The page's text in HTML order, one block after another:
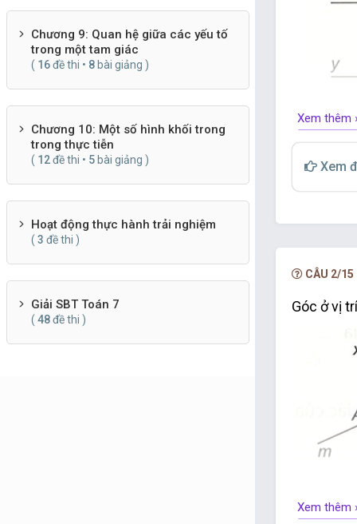
Chương 9: Quan hệ giữa các yếu tố
trong một tam giác
( 16đề thi • 8bài giảng )
Chương 10: Một số hình khối trong
trong thực tiễn
( 12đề thi • 5bài giảng )
Hoạt động thực hành trải nghiệm
( 3 đề thi )
Giải SBT Toán 7
( 48đề thi )
ˆ
yNt'
yNt'^
B. ˆ
y'NM;
C.ˆ;
ˆ
N
NMx'^
Xem thêm
Xem
CÂU 2/15
Góc ở vị
Xem thêm